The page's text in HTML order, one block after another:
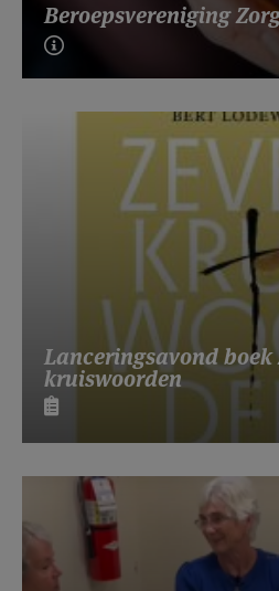
Beroepsvereniging
Lanceringsavond boek
kruiswoorden